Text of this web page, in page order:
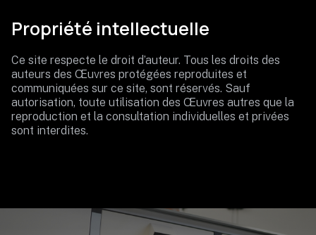
Propriété intellectuelle
Ce site respecte le droit d’auteur. Tous les droits des
auteurs des Œuvres protégées reproduites et
communiquées sur ce site, sont réservés. Sauf
autorisation, toute utilisation des Œuvres autres que la
reproduction et la consultation individuelles et privées
sont interdites.